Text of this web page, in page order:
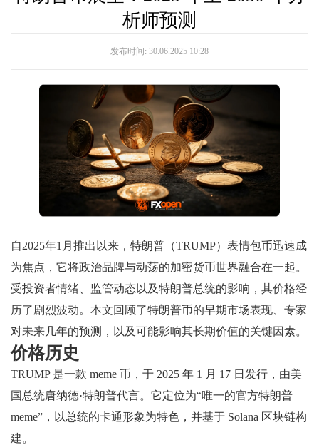
析师预测
发布时间: 30.06.2025 10:28
自2025年1月推出以来，特朗普（TRUMP）表情包币迅速成
为焦点，它将政治品牌与动荡的加密货币世界融合在一起。
受投资者情绪、监管动态以及特朗普总统的影响，其价格经
历了剧烈波动。本文回顾了特朗普币的早期市场表现、专家
对未来几年的预测，以及可能影响其长期价值的关键因素。
价格历史
TRUMP 是一款 meme 币，于 2025 年 1 月 17 日发行，由美
国总统唐纳德·特朗普代言。它定位为“唯一的官方特朗普
meme”，以总统的卡通形象为特色，并基于 Solana 区块链构
建。